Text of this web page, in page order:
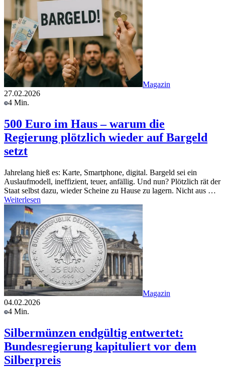
Magazin
27.02.2026
4 Min.
500 Euro im Haus – warum die
Regierung plötzlich wieder auf Bargeld
setzt
Jahrelang hieß es: Karte, Smartphone, digital. Bargeld sei ein
Auslaufmodell, ineffizient, teuer, anfällig. Und nun? Plötzlich rät der
Staat selbst dazu, wieder Scheine zu Hause zu lagern. Nicht aus …
Weiterlesen
Magazin
04.02.2026
4 Min.
Silbermünzen endgültig entwertet:
Bundesregierung kapituliert vor dem
Silberpreis